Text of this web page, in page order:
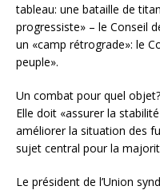
tableau: une bataille de
progressiste» – le Conseil
un «camp rétrograde»: le
peuple».
Un combat pour quel
Elle doit «assurer la
améliorer la situation des
sujet central pour la
Le président de l’Union